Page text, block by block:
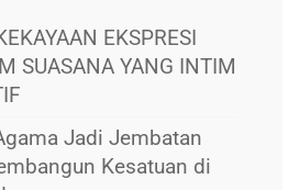
EKSPRESI
SUASANA YANG INTIM
Jadi Jembatan
Kesatuan di